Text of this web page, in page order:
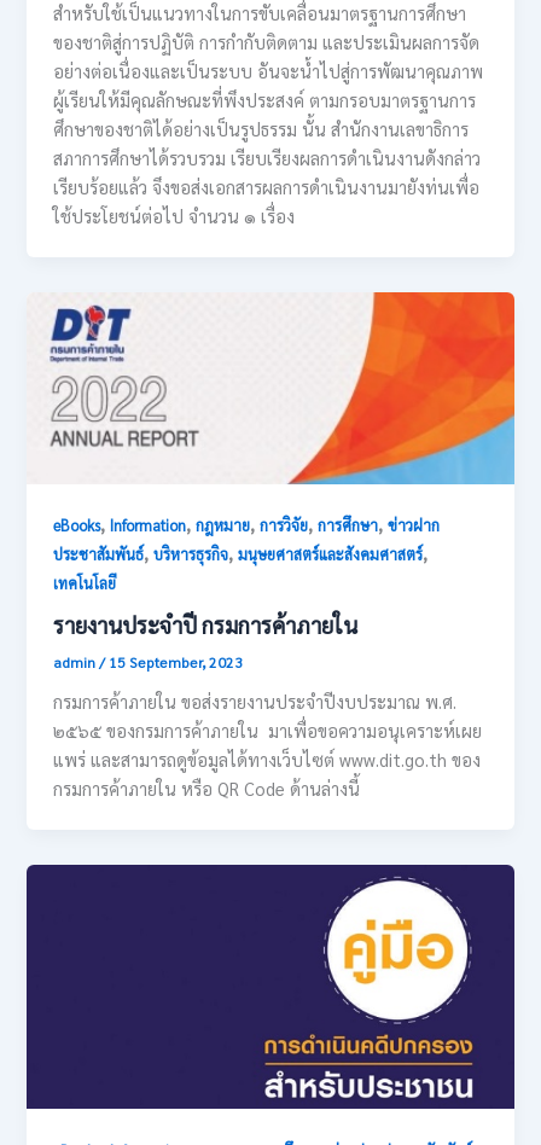
สำหรับใช้เป็นแนวทางในการขับเคลื่อนมาตรฐานการศึกษา
ของชาติสู่การปฏิบัติ การกำกับติดตาม และประเมินผลการจัด
อย่างต่อเนื่องและเป็นระบบ อันจะน้ำไปสู่การพัฒนาคุณภาพ
ผู้เรียนให้มีคุณลักษณะที่พึงประสงค์ ตามกรอบมาตรฐานการ
ศึกษาของชาติได้อย่างเป็นรูปธรรม นั้น สำนักงานเลขาธิการ
สภาการศึกษาได้รวบรวม เรียบเรียงผลการดำเนินงานดังกล่าว
เรียบร้อยแล้ว จึงขอส่งเอกสารผลการดำเนินงานมายังท่นเพื่อ
ใช้ประโยชน์ต่อไป จำนวน ๑ เรื่อง
eBooks,Information,กฎหมาย,การวิจัย,การศึกษา,ข่าวฝาก
ประชาสัมพันธ์,บริหารธุรกิจ,มนุษยศาสตร์และสังคมศาสตร์,
เทคโนโลยี
รายงานประจำปี กรมการค้าภายใน
admin/15 September, 2023
กรมการค้าภายใน ขอส่งรายงานประจำปีงบประมาณ พ.ศ.
๒๕๖๕ ของกรมการค้าภายใน มาเพื่อขอความอนุเคราะห์เผย
แพร่ และสามารถดูข้อมูลได้ทางเว็บไซต์ www.dit.go.th ของ
กรมการค้าภายใน หรือ QR Code ด้านล่างนี้